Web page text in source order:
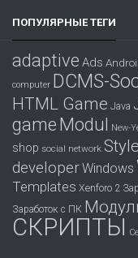
ПОПУЛЯРНЫЕ ТЕГИ
adaptive Ads
computer DCMS-
HTML Game Java
gameModul New-
shop social network Style
developerWindows
Templates Xenforo 2
Заработок с ПК
СКРИПТЫ